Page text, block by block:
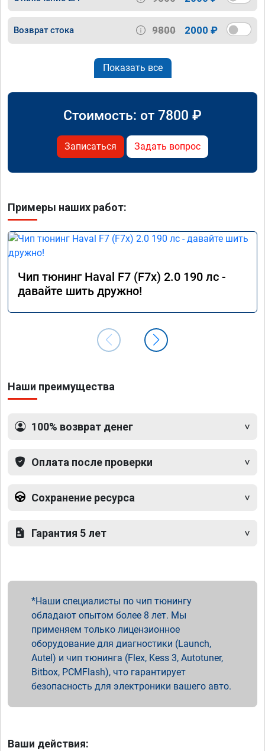
Возврат стока 9800 2000 ₽
Показать все
Стоимость: от 7800 ₽
Записаться Задать вопрос
Примеры наших работ:
Чип тюнинг Haval F7 (F7x) 2.0 190 лс -
давайте шить дружно!
Наши преимущества
100% возврат денег
Оплата после проверки
Сохранение ресурса
Гарантия 5 лет
Наши специалисты по чип тюнингу
обладают опытом более 8 лет. Мы
применяем только лицензионное
оборудование для диагностики (Launch,
Autel) и чип тюнинга (Flex, Kess 3, Autotuner,
Bitbox, PCMFlash), что гарантирует
безопасность для электроники вашего авто.
Ваши действия: